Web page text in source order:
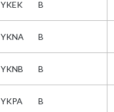
YKEK B
YKNA B
YKNB B
YKPA B